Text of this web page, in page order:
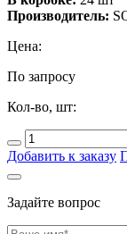
Производитель:
Цена:
По запросу
Кол-во, шт:
Добавить к заказу
Задайте вопрос